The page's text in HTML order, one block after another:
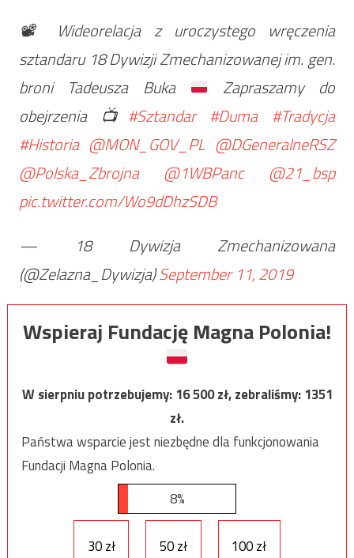
📽️
Wideorelacja z uroczystego wręczenia
sztandaru 18 Dywizji Zmechanizowanej im. gen.
broni Tadeusza Buka
Zapraszamy do
obejrzenia 📺 #Sztandar #Duma
#Tradycja
#Historia @MON_GOV_PL @DGeneralneRSZ
@Polska_Zbrojna
@1WBPanc
@21_bsp
pic.twitter.com/Wo9dDhzSDB
— 18 Dywizja Zmechanizowana
(@Zelazna_Dywizja)September 11, 2019
Wspieraj Fundację Magna Polonia!
W sierpniu potrzebujemy:16 500zł, zebraliśmy:1351
zł.
Państwa wsparcie jest niezbędne dla funkcjonowania
Fundacji Magna Polonia.
8%
30 zł 50 zł 100 zł